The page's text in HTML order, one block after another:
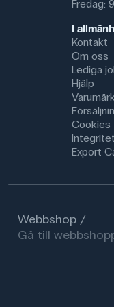
Fredag:
I
Kontakt
Om oss
Lediga
Hjälp
Cookies
Export
Webbshop
Gå till